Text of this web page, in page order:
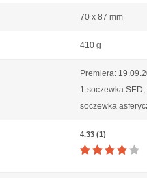
70 x 87 mm
410 g
Premiera:
1 soczewka
soczewka
4.33 (1)